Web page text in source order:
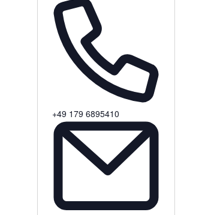
Telefon
+49 179 6895410